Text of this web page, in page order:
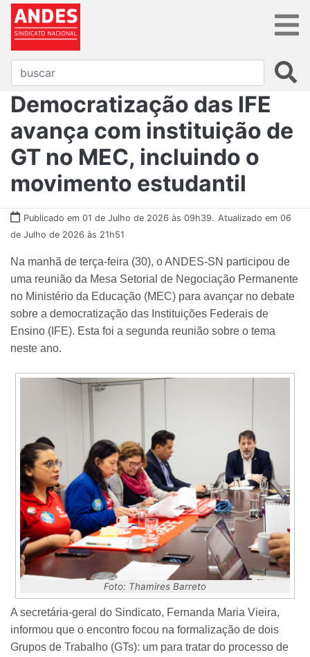
Democratização das IFE
avança com instituição de
GT no MEC, incluindo o
movimento estudantil
Publicado em 01 de Julho de 2026 às 09h39. Atualizado em 06
de Julho de 2026 às 21h51
Na manhã de terça-feira (30), o ANDES-SN participou de
uma reunião da Mesa Setorial de Negociação Permanente
no Ministério da Educação (MEC) para avançar no debate
sobre a democratização das Instituições Federais de
Ensino (IFE). Esta foi a segunda reunião sobre o tema
neste ano.
Foto: Thamires Barreto
A secretária-geral do Sindicato, Fernanda Maria Vieira,
informou que o encontro focou na formalização de dois
Grupos de Trabalho (GTs): um para tratar do processo de